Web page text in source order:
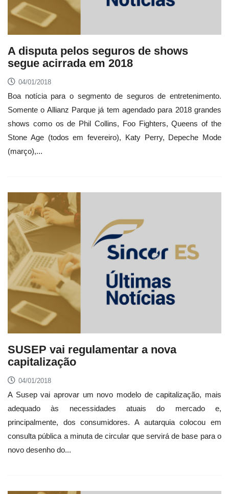
A disputa pelos seguros de shows
segue acirrada em 2018
04/01/2018
Boa notícia para o segmento de seguros de entretenimento.
Somente o Allianz Parque já tem agendado para 2018 grandes
shows como os de Phil Collins, Foo Fighters, Queens of the
Stone Age (todos em fevereiro), Katy Perry, Depeche Mode
(março),...
SUSEP vai regulamentar a nova
capitalização
04/01/2018
A Susep vai aprovar um novo modelo de capitalização, mais
adequado às necessidades atuais do mercado e,
principalmente, dos consumidores. A autarquia colocou em
consulta pública a minuta de circular que servirá de base para o
novo desenho do...